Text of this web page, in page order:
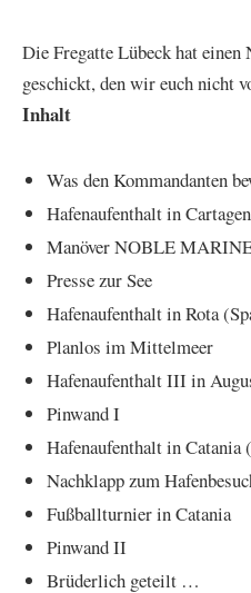
Die Fregatte Lübeck hat
geschickt, den wir euch nicht
Inhalt
Was den Kommandanten
Hafenaufenthalt in
Manöver NOBLE
Presse zur See
Hafenaufenthalt in Rota
Planlos im Mittelmeer
Hafenaufenthalt III in
Pinwand I
Hafenaufenthalt in Catania
Nachklapp zum
Fußballturnier in Catania
Pinwand II
Brüderlich geteilt …